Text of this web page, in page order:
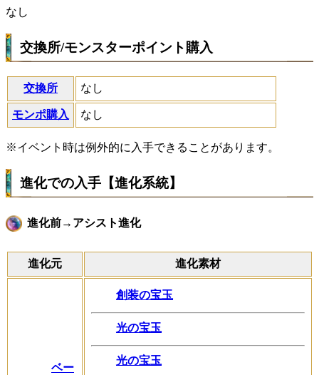
なし
交換所/モンスターポイント購入
交換所 なし
モンポ購入 なし
※イベント時は例外的に入手できることがあります。
進化での入手【進化系統】
進化前→アシスト進化
進化元 進化素材
ベー
創装の宝玉
光の宝玉
光の宝玉